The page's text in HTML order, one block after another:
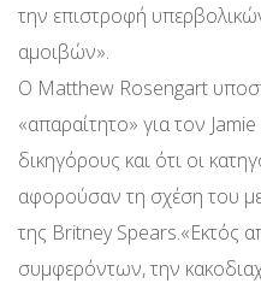
την επιστροφή
αμοιβών».
Ο Matthew Rosengart
«απαραίτητο» για τον
δικηγόρους και ότι οι
αφορούσαν τη σχέση του με
της Britney Spears.«Εκτός
συμφερόντων, την